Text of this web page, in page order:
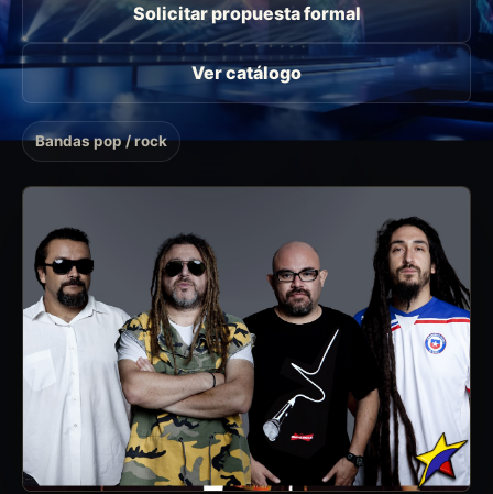
Solicitar propuesta formal
Ver catálogo
Bandas pop / rock